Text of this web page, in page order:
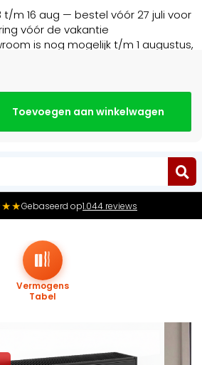
t/m 16 aug — bestel vóór 27 juli voor
vóór de vakantie
is nog mogelijk t/m 1 augustus,
Gebaseerd op1.044 reviews
Vermogens
Tabel
Toevoegen aan winkelwagen